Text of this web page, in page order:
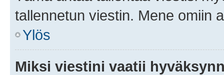
tallennetun viestin. Mene omiin
Ylös
Miksi viestini vaatii